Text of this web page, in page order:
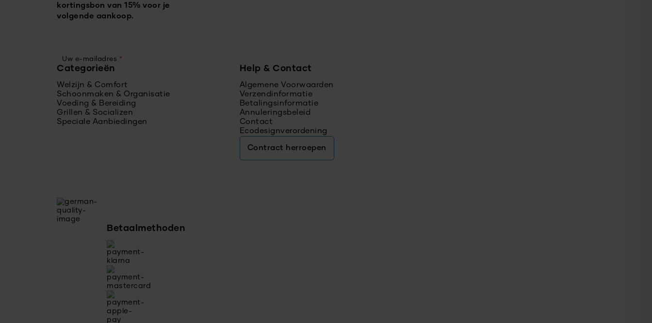
kortingsbon van 15% voor je
volgende aankoop.
Uw e-mailadres *
Categorieën
Welzijn & Comfort
Schoonmaken & Organisatie
Voeding & Bereiding
Grillen & Socializen
Speciale Aanbiedingen
Help & Contact
Algemene Voorwaarden
Verzendinformatie
Betalingsinformatie
Annuleringsbeleid
Contact
Ecodesignverordening
Contract herroepen
Betaalmethoden